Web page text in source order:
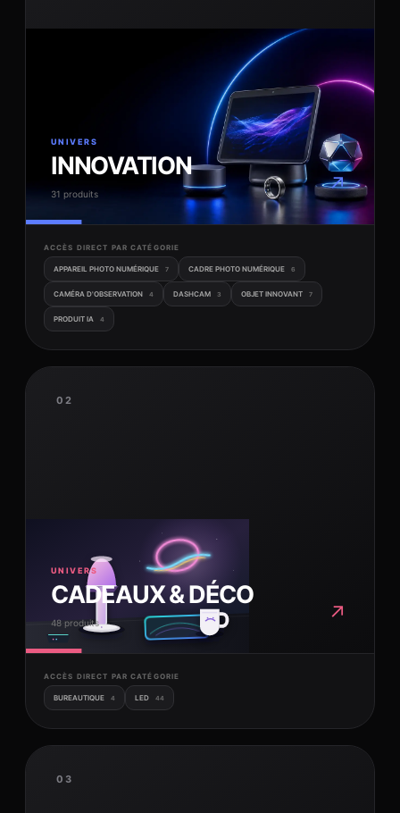
UNIVERS
INNOVATION
31 produits ↗
ACCÈS DIRECT PAR CATÉGORIE
APPAREIL PHOTO NUMÉRIQUE 7 CADRE PHOTO NUMÉRIQUE 6
CAMÉRA D'OBSERVATION 4 DASHCAM 3 OBJET INNOVANT 7
PRODUIT IA 4
02
UNIVERS
CADEAUX & DÉCO
48 produits ↗
ACCÈS DIRECT PAR CATÉGORIE
BUREAUTIQUE 4 LED 44
03